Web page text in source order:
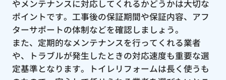
やメンテナンスに対応してくれるかどうかは大切な
ポイントです。工事後の保証期間や保証内容、アフ
ターサポートの体制などを確認しましょう。
また、定期的なメンテナンスを行ってくれる業者
や、トラブルが発生したときの対応速度も重要な選
定基準となります。トイレリフォームは長く使うも